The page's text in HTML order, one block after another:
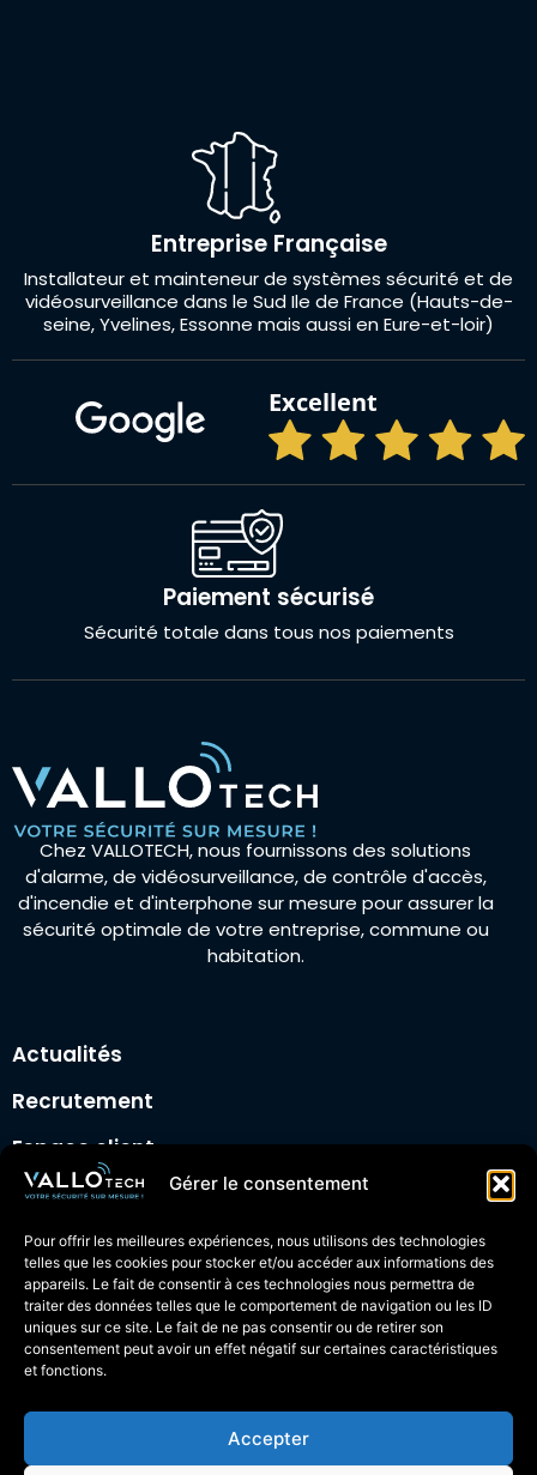
Gérer le consentement
Pour offrir les meilleures expériences, nous utilisons des technologies
telles que les cookies pour stocker et/ou accéder aux informations des
appareils. Le fait de consentir à ces technologies nous permettra de
traiter des données telles que le comportement de navigation ou les ID
uniques sur ce site. Le fait de ne pas consentir ou de retirer son
consentement peut avoir un effet négatif sur certaines caractéristiques
et fonctions.
Accepter
Entreprise Française
Installateur et mainteneur de systèmes sécurité et de
vidéosurveillance dans le Sud Ile de France (Hauts-de-
seine, Yvelines, Essonne mais aussi en Eure-et-loir)
Excellent
Paiement sécurisé
Sécurité totale dans tous nos paiements
Chez VALLOTECH, nous fournissons des solutions
d'alarme, de vidéosurveillance, de contrôle d'accès,
d'incendie et d'interphone sur mesure pour assurer la
sécurité optimale de votre entreprise, commune ou
habitation.
Actualités
Recrutement
Espace client
Espace technicien
Nous suivre :
Mentions légales
Politique de confidentialité